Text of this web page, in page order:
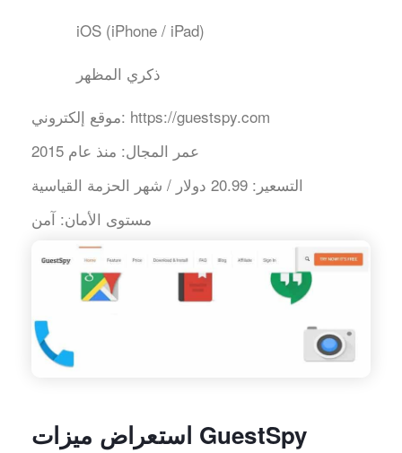
iOS (iPhone / iPad)
ذكري المظهر
موقع إلكتروني: https://guestspy.com
عمر المجال: منذ عام 2015
التسعير:
مستوى الأمان: آمن
استعراض ميزات GuestSpy